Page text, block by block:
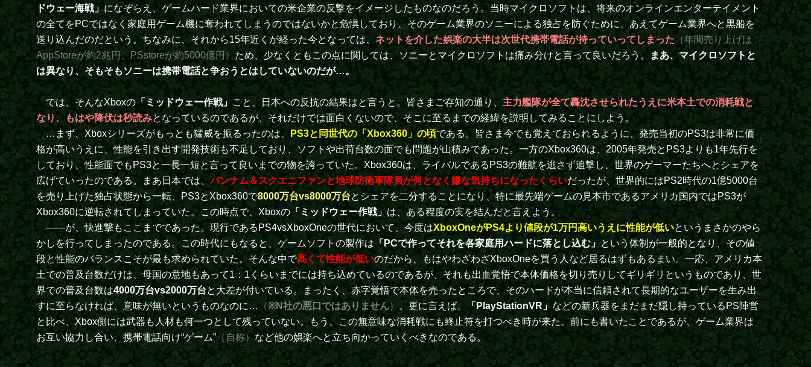
ドウェー海戦」になぞらえ、ゲームハード業界においての米企業の反撃をイメージしたものなのだろう。当時マイクロソフトは、将来のオンラインエンターテイメント
の全てをPCではなく家庭用ゲーム機に奪われてしまうのではないかと危惧しており、そのゲーム業界のソニーによる独占を防ぐために、あえてゲーム業界へと黒船を
送り込んだのだという。ちなみに、それから15年近くが経った今となっては、 ネットを介した娯楽の大半は次世代携帯電話が持っていってしまった（年間売り上げは
AppStoreが約2兆円、PSstoreが約5000億円）ため、少なくともこの点に関しては、ソニーとマイクロソフトは痛み分けと言って良いだろう。 まあ、マイクロソフトと
は異なり、そもそもソニーは携帯電話と争おうとはしていないのだが…。
では、そんなXboxの 「ミッドウェー作戦」 こと、日本への反抗の結果はと言うと。皆さまご存知の通り、 主力艦隊が全て轟沈させられたうえに米本土での消耗戦と
なり、もはや降伏は秒読みとなっているのであるが、それだけでは面白くないので、そこに至るまでの経緯を説明してみることにしよう。
…まず、Xboxシリーズがもっとも猛威を振るったのは、 PS3と同世代の「Xbox360」の頃である。皆さま今でも覚えておられるように、発売当初のPS3は非常に価
格が高いうえに、性能を引き出す開発技術も不足しており、ソフトや出荷台数の面でも問題が山積みであった。一方のXbox360は、2005年発売とPS3よりも1年先行を
しており、性能面でもPS3と一長一短と言って良いまでの物を誇っていた。Xbox360は、ライバルであるPS3の難航を逃さず追撃し、世界のゲーマーたちへとシェアを
広げていったのである。まあ日本では、バンナム＆スクエニファンと地球防衛軍隊員が何となく嫌な気持ちになったくらいだったが、世界的にはPS2時代の1億5000台
を売り上げた独占状態から一転、PS3とXbox360で8000万台vs8000万台とシェアを二分することになり、特に最先端ゲームの見本市であるアメリカ国内ではPS3が
Xbox360に逆転されてしまっていた。この時点で、Xboxの 「ミッドウェー作戦」は、ある程度の実を結んだと言えよう。
――が、快進撃もここまでであった。現行であるPS4vsXboxOneの世代において、今度はXboxOneがPS4より値段が1万円高いうえに性能が低いというまさかのやら
かしを行ってしまったのである。この時代にもなると、ゲームソフトの製作は 「PCで作ってそれを各家庭用ハードに落とし込む」 という体制が一般的となり、その値
段と性能のバランスこそが最も求められていた。そんな中で高くて性能が低いのだから、もはやわざわざXboxOneを買う人など居るはずもあるまい。一応、アメリカ本
土での普及台数だけは、母国の意地もあって1：1くらいまでには持ち込めているのであるが、それも出血覚悟で本体価格を切り売りしてギリギリというものであり、世
界での普及台数は4000万台vs2000万台と大差が付いている。まったく、赤字覚悟で本体を売ったところで、そのハードが本当に信頼されて長期的なユーザーを生み出
すに至らなければ、意味が無いというものなのに…
（※N社の悪口ではありません） 。更に言えば、 「PlayStationVR」 などの新兵器をまだまだ隠し持っているPS陣営
と比べ、Xbox側には武器も人材も何一つとして残っていない。もう、この無意味な消耗戦にも終止符を打つべき時が来た。前にも書いたことであるが、ゲーム業界は
お互い協力し合い、携帯電話向け“ゲーム”（自称） など他の娯楽へと立ち向かっていくべきなのである。